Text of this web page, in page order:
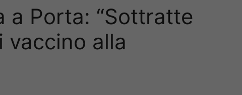
a Porta: “Sottratte
vaccino alla